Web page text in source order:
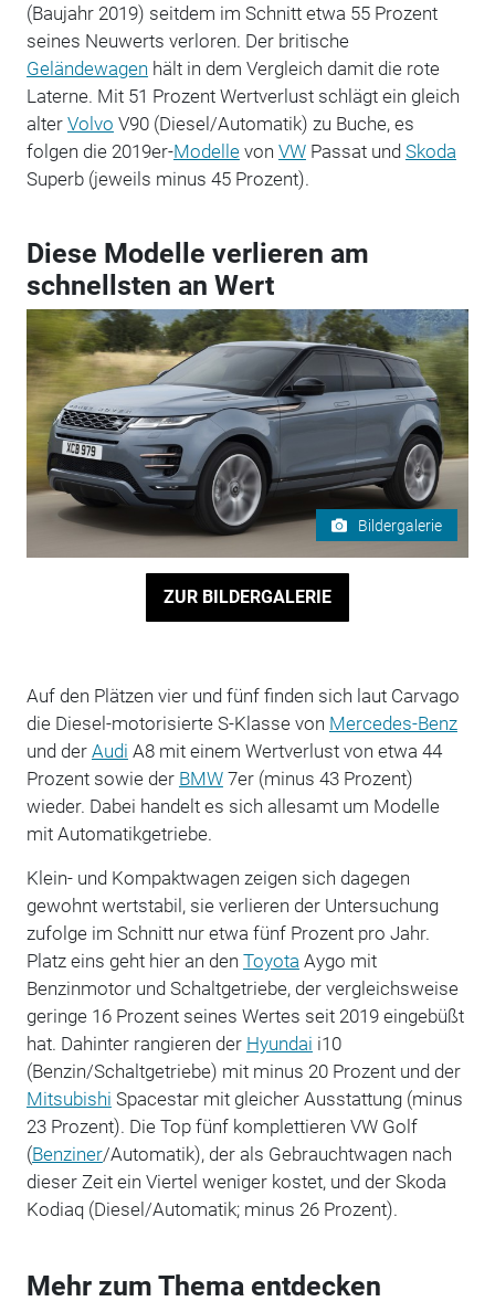
(Baujahr 2019) seitdem im Schnitt etwa 55 Prozent
seines Neuwerts verloren. Der britische
Geländewagen hält in dem Vergleich damit die rote
Laterne. Mit 51 Prozent Wertverlust schlägt ein gleich
alter Volvo V90 (Diesel/Automatik) zu Buche, es
folgen die 2019er-Modellevon VWPassat und Skoda
Superb (jeweils minus 45 Prozent).
Diese Modelle verlieren am
schnellsten an Wert
Bildergalerie
ZUR BILDERGALERIE
Auf den Plätzen vier und fünf finden sich laut Carvago
die Diesel-motorisierte S-Klasse von Mercedes-Benz
und der Audi A8 mit einem Wertverlust von etwa 44
Prozent sowie der BMW7er (minus 43 Prozent)
wieder. Dabei handelt es sich allesamt um Modelle
mit Automatikgetriebe.
Klein- und Kompaktwagen zeigen sich dagegen
gewohnt wertstabil, sie verlieren der Untersuchung
zufolge im Schnitt nur etwa fünf Prozent pro Jahr.
Platz eins geht hier an den Toyota Aygo mit
Benzinmotor und Schaltgetriebe, der vergleichsweise
geringe 16 Prozent seines Wertes seit 2019 eingebüßt
hat. Dahinter rangieren der Hyundai i10
(Benzin/Schaltgetriebe) mit minus 20 Prozent und der
Mitsubishi Spacestar mit gleicher Ausstattung (minus
23 Prozent). Die Top fünf komplettieren VW Golf
(Benziner/Automatik), der als Gebrauchtwagen nach
dieser Zeit ein Viertel weniger kostet, und der Skoda
Kodiaq (Diesel/Automatik; minus 26 Prozent).
Mehr zum Thema entdecken